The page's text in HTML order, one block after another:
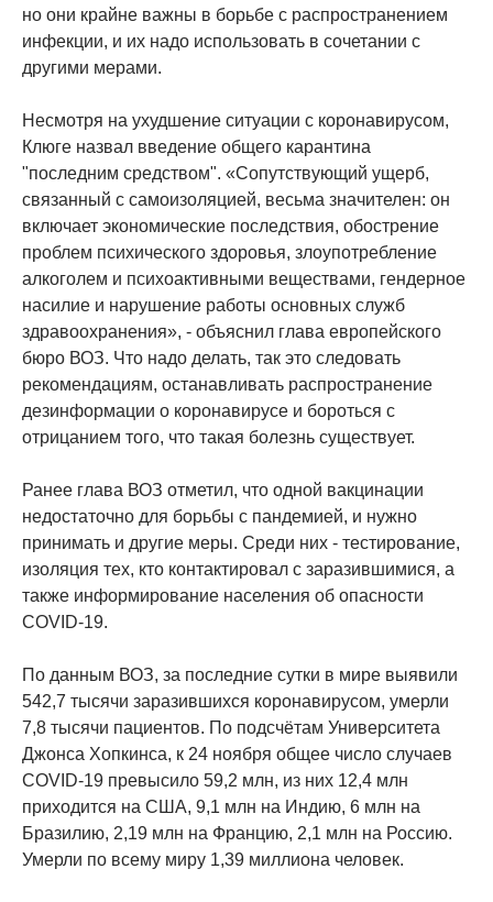
но они крайне важны в борьбе с распространением
инфекции, и их надо использовать в сочетании с
другими мерами.
Несмотря на ухудшение ситуации с коронавирусом,
Клюге назвал введение общего карантина
"последним средством". «Сопутствующий ущерб,
связанный с самоизоляцией, весьма значителен: он
включает экономические последствия, обострение
проблем психического здоровья, злоупотребление
алкоголем и психоактивными веществами, гендерное
насилие и нарушение работы основных служб
здравоохранения», - объяснил глава европейского
бюро ВОЗ. Что надо делать, так это следовать
рекомендациям, останавливать распространение
дезинформации о коронавирусе и бороться с
отрицанием того, что такая болезнь существует.
Ранее глава ВОЗ отметил, что одной вакцинации
недостаточно для борьбы с пандемией, и нужно
принимать и другие меры. Среди них - тестирование,
изоляция тех, кто контактировал с заразившимися, а
также информирование населения об опасности
COVID-19.
По данным ВОЗ, за последние сутки в мире выявили
542,7 тысячи заразившихся коронавирусом, умерли
7,8 тысячи пациентов. По подсчётам Университета
Джонса Хопкинса, к 24 ноября общее число случаев
COVID-19 превысило 59,2 млн, из них 12,4 млн
приходится на США, 9,1 млн на Индию, 6 млн на
Бразилию, 2,19 млн на Францию, 2,1 млн на Россию.
Умерли по всему миру 1,39 миллиона человек.